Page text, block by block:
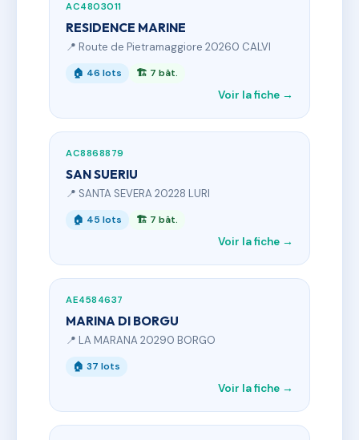
AC4803011
RESIDENCE MARINE
📍 Route de Pietramaggiore 20260 CALVI
🏠 46 lots 🏗 7 bât.
Voir la fiche →
AC8868879
SAN SUERIU
📍 SANTA SEVERA 20228 LURI
🏠 45 lots 🏗 7 bât.
Voir la fiche →
AE4584637
MARINA DI BORGU
📍 LA MARANA 20290 BORGO
🏠 37 lots
Voir la fiche →